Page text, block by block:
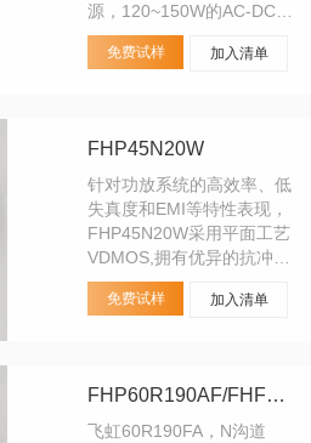
源，120~150W的AC-DC开
关电源。，DC-DC电源转
换器，高压H桥PMW马达驱
免费试样 加入清单
FHP45N20W
针对功放系统的高效率、低
失真度和EMI等特性表现，
FHP45N20W采用平面工艺
VDMOS,拥有优异的抗冲击
特性前提下优化Rdson、
Qg、trr等参数，从而广泛
IRFB38N20D 等
免费试样 加入清单
FHP60R190AF/FHF60R190AF/FHA60R190AF
飞虹60R190FA，N沟道